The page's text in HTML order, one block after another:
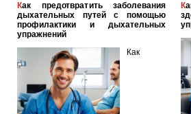
Как предотвратить заболевания
дыхательных путей с помощью
профилактики и дыхательных
упражнений
Как
Как повысить уровень мужского